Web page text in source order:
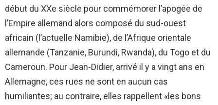
début du XXe siècle pour commémorer l’apogée de
l’Empire allemand alors composé du sud-ouest
africain (l’actuelle Namibie), de l’Afrique orientale
allemande (Tanzanie, Burundi, Rwanda), du Togo et du
Cameroun. Pour Jean-Didier, arrivé il y a vingt ans en
Allemagne, ces rues ne sont en aucun cas
humiliantes; au contraire, elles rappellent «les bons